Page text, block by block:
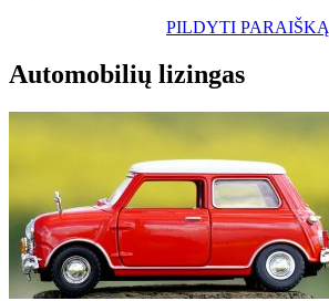
PILDYTI PARAIŠKĄ
Automobilių lizingas